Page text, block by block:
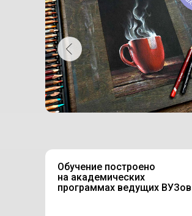
Обучение построено
на академических
программах ведущих ВУЗов